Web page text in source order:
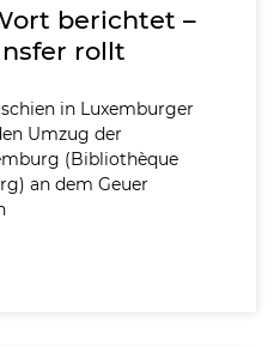
berichtet –
rollt
in Luxemburger
Umzug der
(Bibliothèque
an dem Geuer